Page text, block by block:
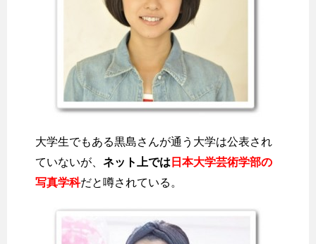
大学生でもある黒島さんが通う大学は公表され
ていないが、 ネット上では 日本大学芸術学部の
写真学科だと噂されている。